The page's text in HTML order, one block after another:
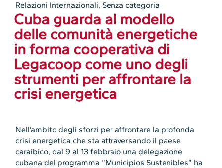
Relazioni Internazionali, Senza categoria
Cuba guarda al modello
delle comunità energetiche
in forma cooperativa di
Legacoop come uno degli
strumenti per affrontare la
crisi energetica
Nell’ambito degli sforzi per affrontare la profonda
crisi energetica che sta attraversando il paese
caraibico, dal 9 al 13 febbraio una delegazione
cubana del programma “Municipios Sustenibles” ha